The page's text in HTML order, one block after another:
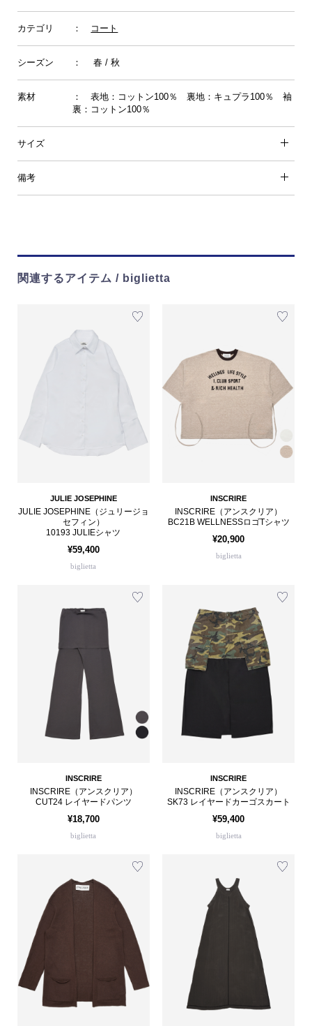
カテゴリ ： コート
シーズン ： 春 / 秋
素材
： 表地：コットン100％ 裏地：キュプラ100％ 袖
裏：コットン100％
サイズ
備考
関連するアイテム / biglietta
JULIE JOSEPHINE
JULIE JOSEPHINE（ジュリージョ
セフィン）
10193 JULIEシャツ
¥59,400
biglietta
INSCRIRE
INSCRIRE（アンスクリア）
BC21B WELLNESSロゴTシャツ
¥20,900
biglietta
INSCRIRE
INSCRIRE（アンスクリア）
CUT24 レイヤードパンツ
¥18,700
biglietta
INSCRIRE
INSCRIRE（アンスクリア）
SK73 レイヤードカーゴスカート
¥59,400
biglietta